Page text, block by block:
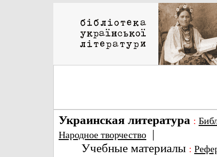
Украинская литература :
Народное творчество |
Учебные материалы :